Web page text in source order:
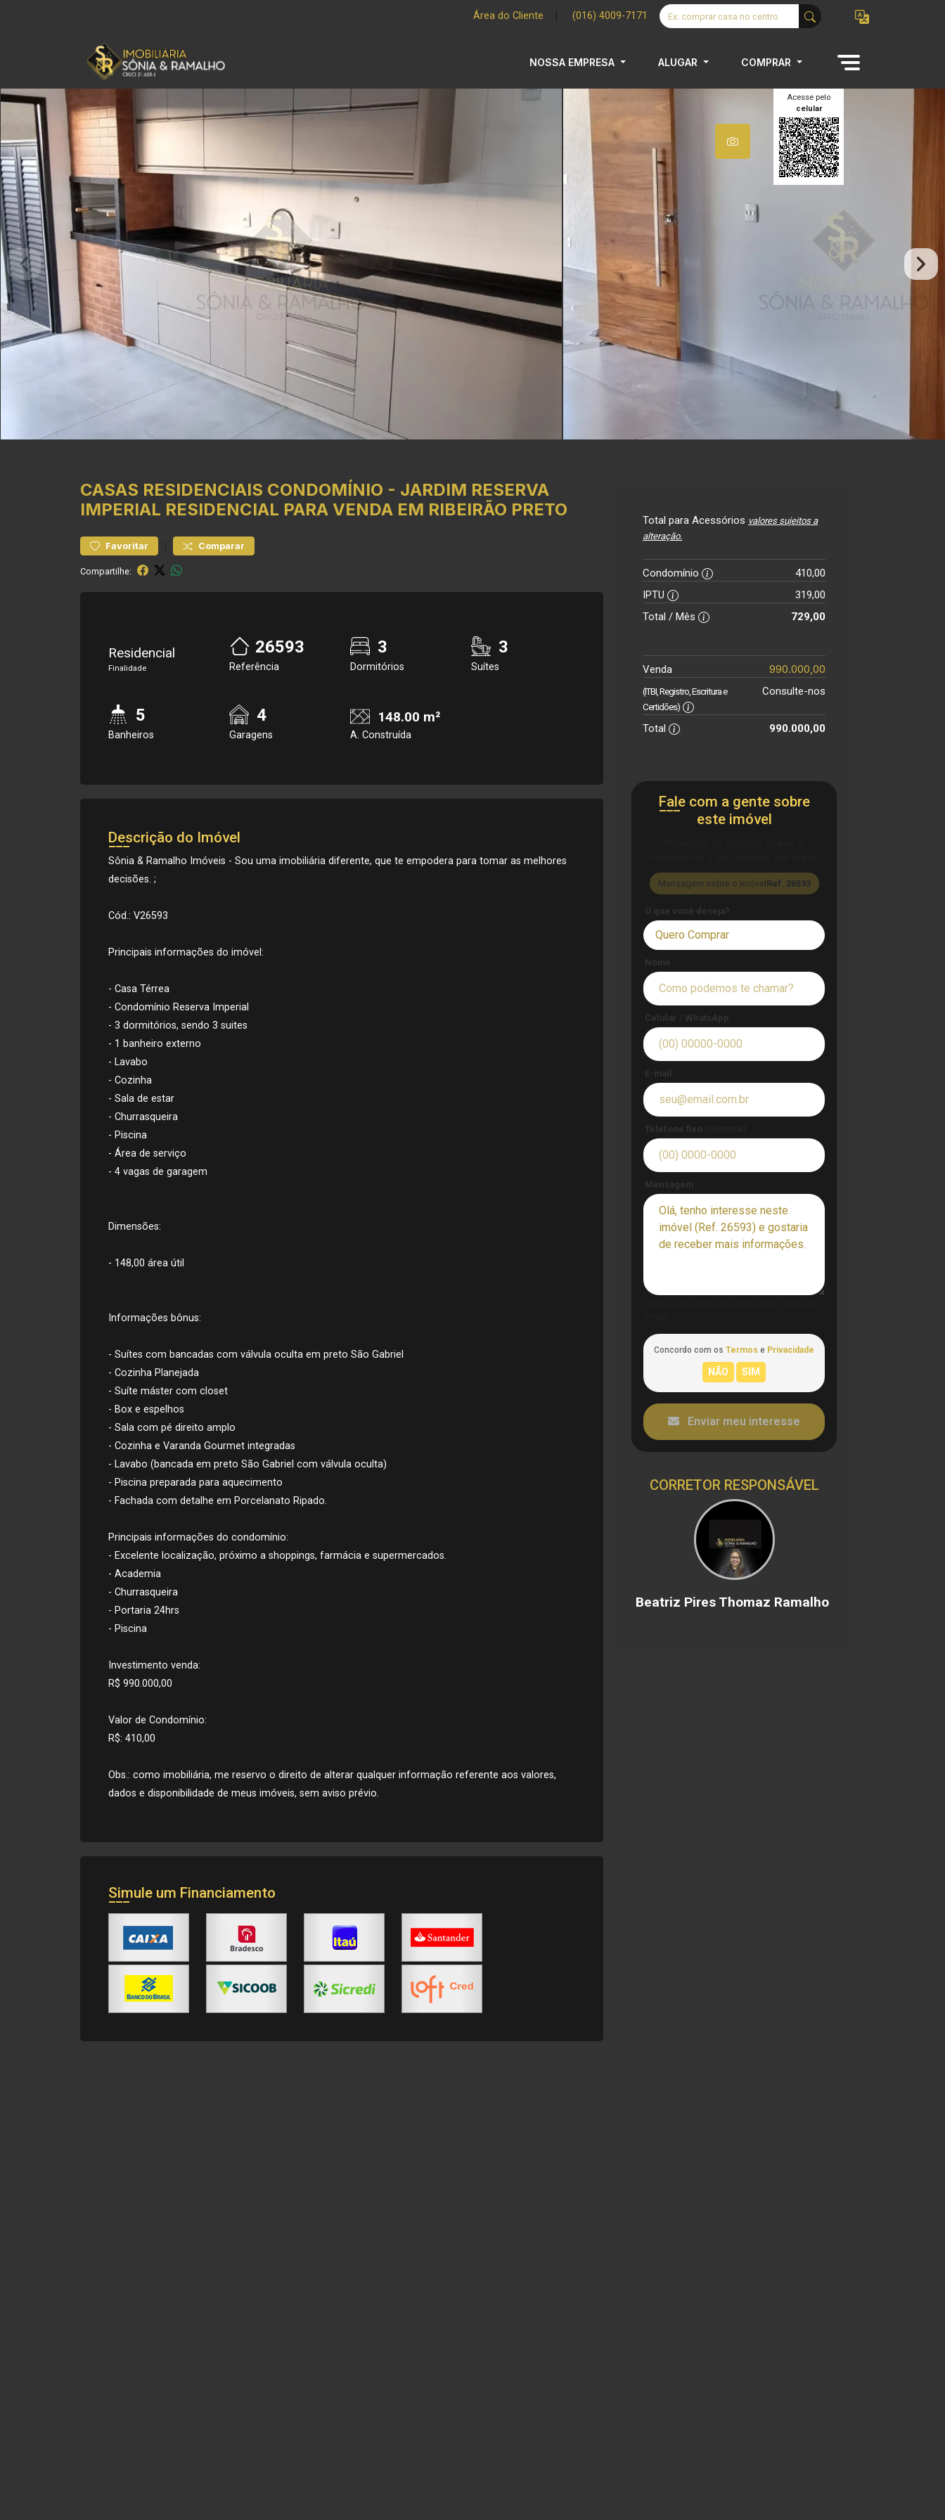
Área do Cliente (016) 4009-7171
NOSSA EMPRESA ALUGAR COMPRAR
Acesse pelo
celular
CASAS RESIDENCIAIS CONDOMÍNIO - JARDIM RESERVA
IMPERIAL RESIDENCIAL PARA VENDA EM RIBEIRÃO PRETO
Favoritar Comparar
Compartilhe:
Residencial
Finalidade
26593
Referência
3
Dormitórios
3
Suítes
5
Banheiros
4
Garagens
148.00 m²
A. Construída
Descrição do Imóvel
Sônia & Ramalho Imóveis - Sou uma imobiliária diferente, que te empodera para tomar as melhores
decisões. ;
Cód.: V26593
Principais informações do imóvel:
- Casa Térrea
- Condomínio Reserva Imperial
- 3 dormitórios, sendo 3 suites
- 1 banheiro externo
- Lavabo
- Cozinha
- Sala de estar
- Churrasqueira
- Piscina
- Área de serviço
- 4 vagas de garagem
Dimensões:
- 148,00 área útil
Informações bônus:
- Suítes com bancadas com válvula oculta em preto São Gabriel
- Cozinha Planejada
- Suíte máster com closet
- Box e espelhos
- Sala com pé direito amplo
- Cozinha e Varanda Gourmet integradas
- Lavabo (bancada em preto São Gabriel com válvula oculta)
- Piscina preparada para aquecimento
- Fachada com detalhe em Porcelanato Ripado.
Principais informações do condomínio:
- Excelente localização, próximo a shoppings, farmácia e supermercados.
- Academia
- Churrasqueira
- Portaria 24hrs
- Piscina
Investimento venda:
R$ 990.000,00
Valor de Condomínio:
R$: 410,00
Obs.: como imobiliária, me reservo o direito de alterar qualquer informação referente aos valores,
dados e disponibilidade de meus imóveis, sem aviso prévio.
Simule um Financiamento
Total para Acessórios valores sujeitos a
alteração.
Condomínio
410,00
IPTU
319,00
Total / Mês
729,00
Venda 990.000,00
(ITBI, Registro, Escritura e
Certidões)
Consulte-nos
Total 990.000,00
Fale com a gente sobre
este imóvel
Mensagem sobre o imóvel Ref. 26593
O que você deseja?
Quero Comprar
Nome
Celular / WhatsApp
E-mail
Telefone fixo
Mensagem
Concordo com os Termos e Privacidade
Enviar meu interesse
CORRETOR RESPONSÁVEL
Beatriz Pires Thomaz Ramalho